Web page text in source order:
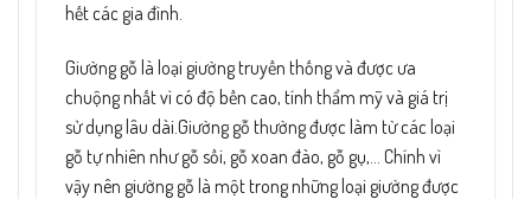
hết các gia đình.
Giường gỗ là loại giường truyền thống và được ưa
chuộng nhất vì có độ bền cao, tính thẩm mỹ và giá trị
sử dụng lâu dài.Giường gỗ thường được làm từ các loại
gỗ tự nhiên như gỗ sồi, gỗ xoan đào, gỗ gụ,… Chính vì
vậy nên giường gỗ là một trong những loại giường được